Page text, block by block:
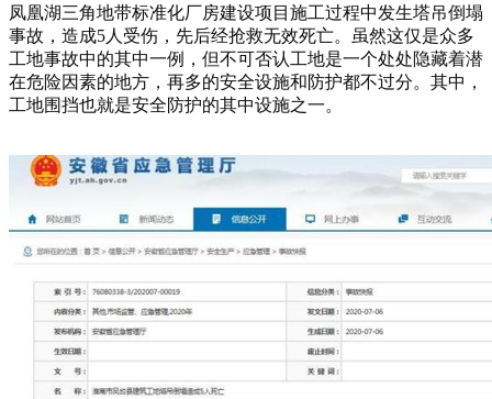
凤凰湖三角地带标准化厂房建设项目施工过程中发生塔吊倒塌
事故，造成5人受伤，先后经抢救无效死亡。虽然这仅是众多
工地事故中的其中一例，但不可否认工地是一个处处隐藏着潜
在危险因素的地方，再多的安全设施和防护都不过分。其中，
工地围挡也就是安全防护的其中设施之一。